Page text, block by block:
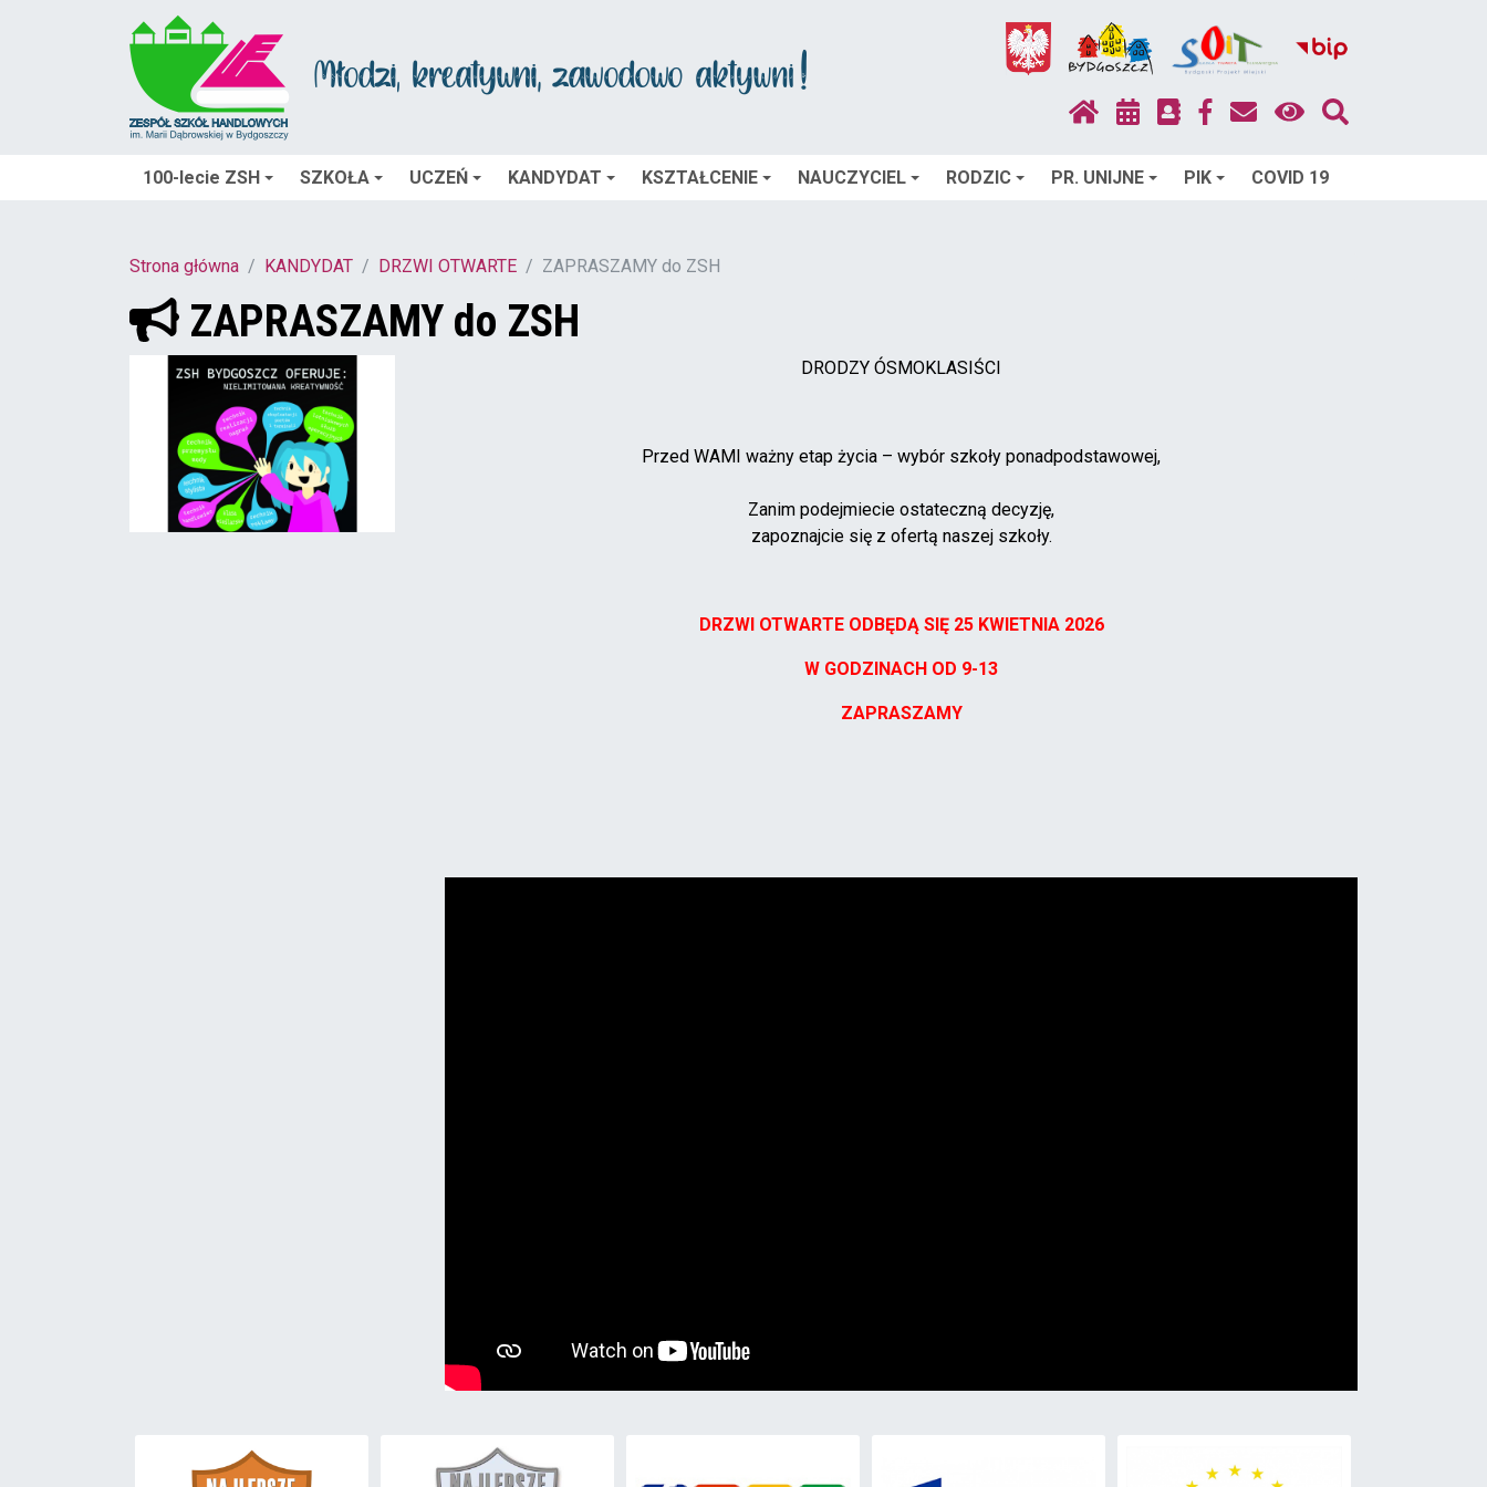
100-lecie ZSH SZKOŁA UCZEŃ KANDYDAT KSZTAŁCENIE NAUCZYCIEL RODZIC PR. UNIJNE PIK COVID 19
Strona główna KANDYDAT DRZWI OTWARTE ZAPRASZAMY do ZSH
ZAPRASZAMY do ZSH
DRODZY ÓSMOKLASIŚCI
Przed WAMI ważny etap życia – wybór szkoły ponadpodstawowej,
Zanim podejmiecie ostateczną decyzję,
zapoznajcie się z ofertą naszej szkoły.
DRZWI OTWARTE ODBĘDĄ SIĘ 25 KWIETNIA 2026
W GODZINACH OD 9-13
ZAPRASZAMY